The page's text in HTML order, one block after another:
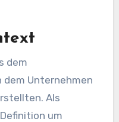
dem
dem Unternehmen
Als
um